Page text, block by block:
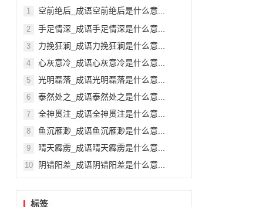
1 空前绝后_成语空前绝后是什么意...
2 手足情深_成语手足情深是什么意...
3 力挽狂澜_成语力挽狂澜是什么意...
4 心灰意冷_成语心灰意冷是什么意...
5 光明磊落_成语光明磊落是什么意...
6 泰然处之_成语泰然处之是什么意...
7 全神贯注_成语全神贯注是什么意...
8 鱼沉雁渺_成语鱼沉雁渺是什么意...
9 晴天霹雳_成语晴天霹雳是什么意...
10 阴错阳差_成语阴错阳差是什么意...
标签